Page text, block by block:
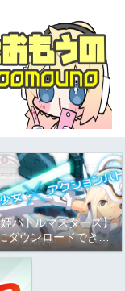
バトルマスターズ】
ダウンロードできる
問題について